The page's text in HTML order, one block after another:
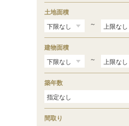
二俣尾（1）
沢井
御嶽
川井（1）
土地面積
～
建物面積
～
築年数
間取り